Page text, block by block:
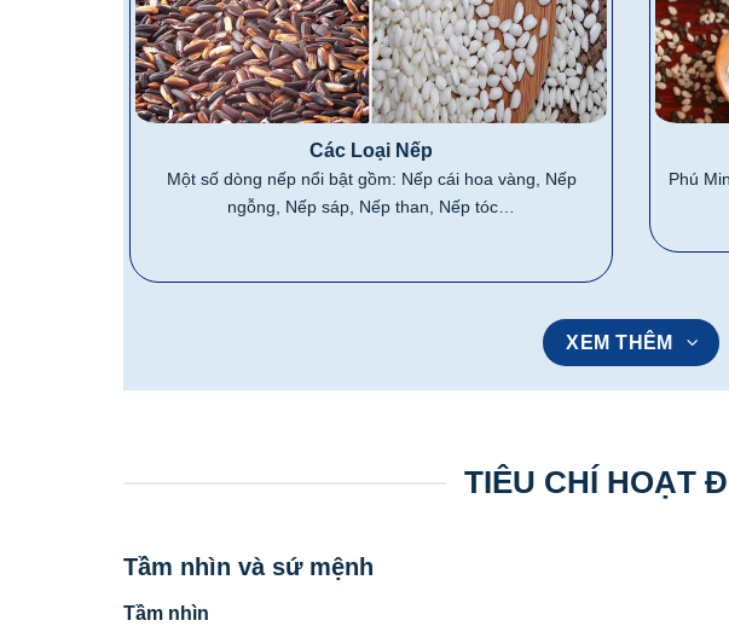
Các Loại Nếp
Một số dòng nếp nổi bật gồm: Nếp cái hoa vàng, Nếp
ngỗng, Nếp sáp, Nếp than, Nếp tóc…
Phú
XEM THÊM
TIÊU CHÍ HOẠT
Tầm nhìn và sứ mệnh
Tầm nhìn